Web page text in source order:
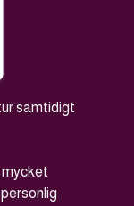
samtidigt
mycket